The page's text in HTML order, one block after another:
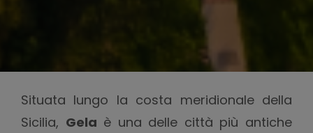
Situata lungo la costa meridionale della
Sicilia, Gela è una delle città più antiche